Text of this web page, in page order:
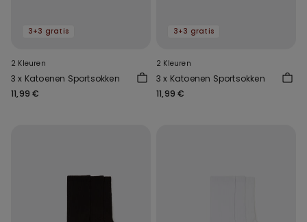
3+3 gratis
2 Kleuren
3 x Katoenen Sportsokken
11,99 €
3+3 gratis
2 Kleuren
3 x Katoenen Sportsokken
11,99 €